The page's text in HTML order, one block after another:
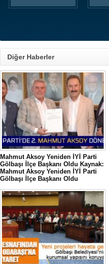
Diğer Haberler
Mahmut Aksoy Yeniden İYİ Parti
Gölbaşı İlçe Başkanı Oldu Kaynak:
Mahmut Aksoy Yeniden İYİ Parti
Gölbaşı İlçe Başkanı Oldu
Mahmut Aksoy Yeniden İYİ Parti Gölbaşı
İlçe Başkanı Oldu